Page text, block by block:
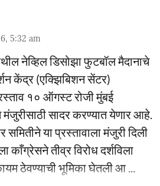
5:32 am
नेव्हिल डिसोझा फुटबॉल मैदानाचे
केंद्र (एक्झिबिशन सेंटर)
१० ऑगस्ट रोजी मुंबई
मंजुरीसाठी सादर करण्यात येणार आहे.
समितीने या प्रस्तावाला मंजुरी दिली
काँग्रेसने तीव्र विरोध दर्शविला
ठेवण्याची भूमिका घेतली आ ...